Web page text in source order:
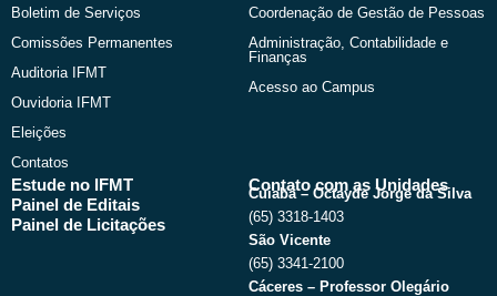
Boletim de Serviços
Comissões Permanentes
Auditoria IFMT
Ouvidoria IFMT
Eleições
Contatos
Coordenação de Gestão de Pessoas
Administração, Contabilidade e
Finanças
Acesso ao Campus
Estude no IFMT
Painel de Editais
Painel de Licitações
Contato com as Unidades
Cuiabá – Octayde Jorge da Silva
(65) 3318-1403
São Vicente
(65) 3341-2100
Cáceres – Professor Olegário